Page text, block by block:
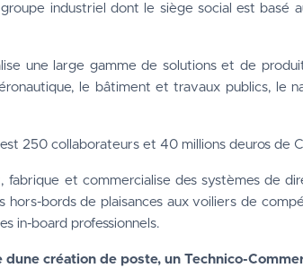
industriel dont le siège social est basé
une large gamme de solutions et de
le bâtiment et travaux publics, le
250 collaborateurs et 40 millions deuros de
fabrique et commercialise des systèmes de
hors-bords de plaisances aux voiliers de
in-board professionnels.
dune création de poste, un Technico-